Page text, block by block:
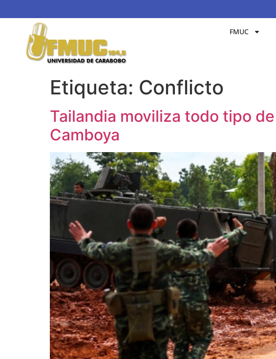
FMUC
Etiqueta: Conflicto
Tailandia moviliza todo tipo
Camboya